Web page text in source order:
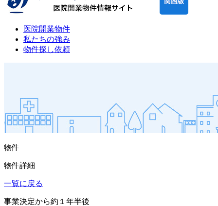
医院開業物件
私たちの強み
物件探し依頼
物件
物件詳細
一覧に戻る
事業決定から約１年半後